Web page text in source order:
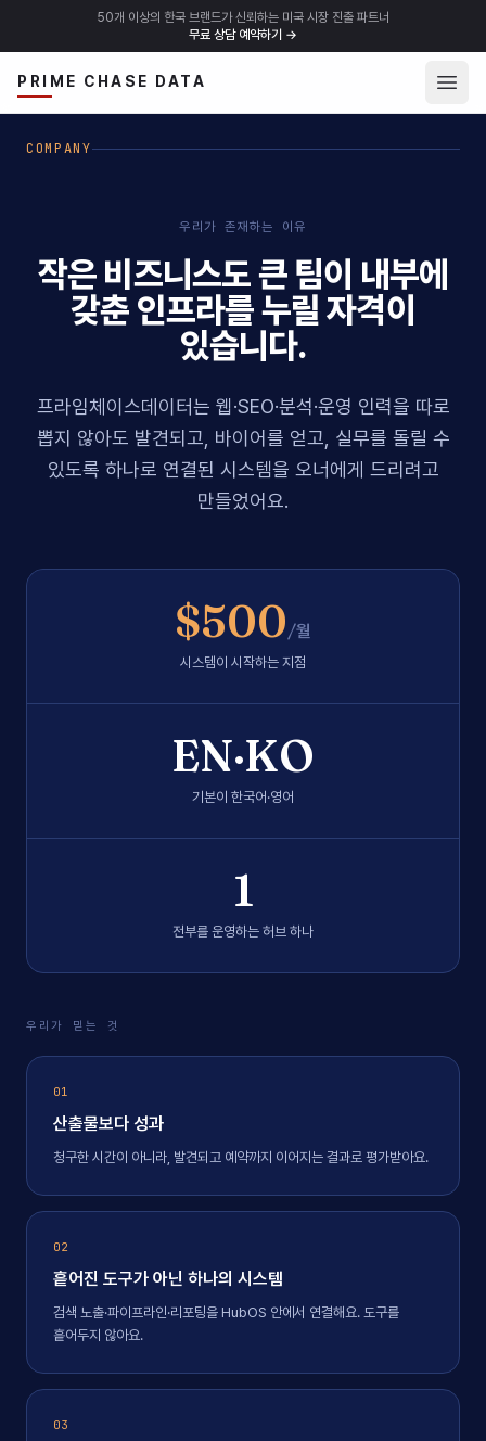
50개 이상의 한국 브랜드가 신뢰하는 미국 시장 진출 파트너
무료 상담 예약하기 →
PRIME CHASE DATA 메뉴
COMPANY
우리가 존재하는 이유
작은 비즈니스도 큰 팀이 내부에
갖춘 인프라를 누릴 자격이
있습니다.
프라임체이스데이터는 웹·SEO·분석·운영 인력을 따로
뽑지 않아도 발견되고, 바이어를 얻고, 실무를 돌릴 수
있도록 하나로 연결된 시스템을 오너에게 드리려고
만들었어요.
$500/월
시스템이 시작하는 지점
EN·KO
기본이 한국어·영어
1
전부를 운영하는 허브 하나
우리가 믿는 것
01
산출물보다 성과
청구한 시간이 아니라, 발견되고 예약까지 이어지는 결과로 평가받아요.
02
흩어진 도구가 아닌 하나의 시스템
검색 노출·파이프라인·리포팅을 HubOS 안에서 연결해요. 도구를
흩어두지 않아요.
03